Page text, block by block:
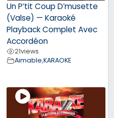
Un P’tit Coup D’musette
(Valse) — Karaoké
Playback Complet Avec
Accordéon
21views
Aimable,KARAOKE